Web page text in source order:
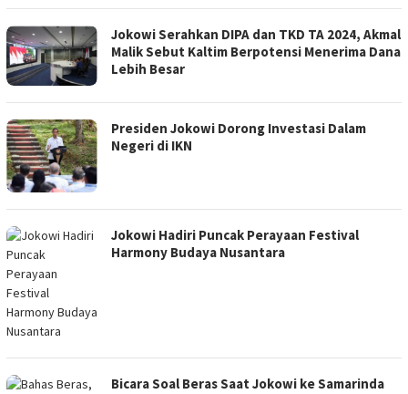
Jokowi Serahkan DIPA dan TKD TA 2024, Akmal
Malik Sebut Kaltim Berpotensi Menerima Dana
Lebih Besar
Presiden Jokowi Dorong Investasi Dalam
Negeri di IKN
Jokowi Hadiri Puncak Perayaan Festival
Harmony Budaya Nusantara
Bicara Soal Beras Saat Jokowi ke Samarinda